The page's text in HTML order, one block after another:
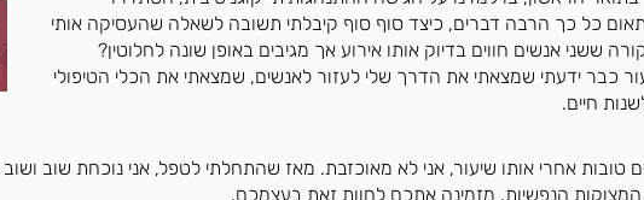
המצוקות הנפשיות. מזמינה אתכם לחוות זאת בעצמכם.
כל כך הרבה דברים, כיצד סוף סוף קיבלתי תשובה לשאלה שהעסיקה אותי
ששני אנשים חווים בדיוק אותו אירוע אך מגיבים באופן שונה לחלוטין?
כבר ידעתי שמצאתי את הדרך שלי לעזור לאנשים, שמצאתי את הכלי הטיפולי
חיים.